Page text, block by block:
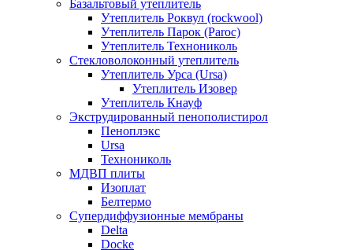
Базальтовый утеплитель
Утеплитель Роквул (rockwool)
Утеплитель Парок (Paroc)
Утеплитель Технониколь
Стекловолоконный утеплитель
Утеплитель Урса (Ursa)
Утеплитель Изовер
Утеплитель Кнауф
Экструдированный пенополистирол
Пеноплэкс
Ursa
Технониколь
МДВП плиты
Изоплат
Белтермо
Супердиффузионные мембраны
Delta
Docke